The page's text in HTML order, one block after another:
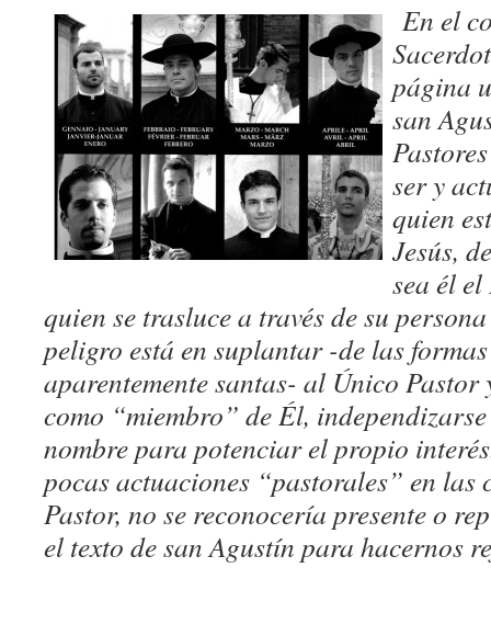
En el
página
san
ser y
quien
Jesús,
sea él
quien se trasluce a través de su
peligro está en suplantar -de las
aparentemente santas- al Único
como “miembro” de Él,
nombre para potenciar el propio
pocas actuaciones “pastorales” en las
Pastor, no se reconocería presente o
el texto de san Agustín para hacernos